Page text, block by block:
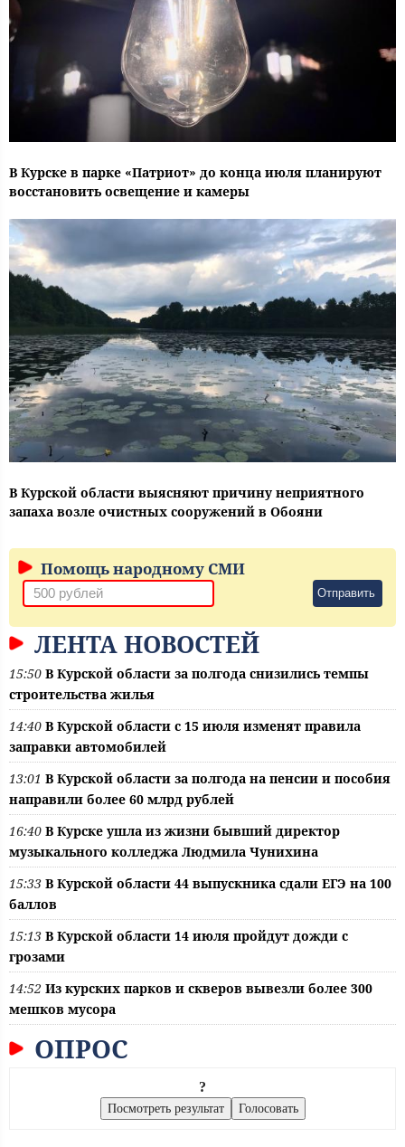
В Курске в парке «Патриот» до конца июля планируют
восстановить освещение и камеры
В Курской области выясняют причину неприятного
запаха возле очистных сооружений в Обояни
Помощь народному СМИ
Отправить
ЛЕНТА НОВОСТЕЙ
15:50 В Курской области за полгода снизились темпы
строительства жилья
14:40 В Курской области с 15 июля изменят правила
заправки автомобилей
13:01 В Курской области за полгода на пенсии и пособия
направили более 60 млрд рублей
16:40 В Курске ушла из жизни бывший директор
музыкального колледжа Людмила Чунихина
15:33 В Курской области 44 выпускника сдали ЕГЭ на 100
баллов
15:13 В Курской области 14 июля пройдут дожди с
грозами
14:52 Из курских парков и скверов вывезли более 300
мешков мусора
ОПРОС
?